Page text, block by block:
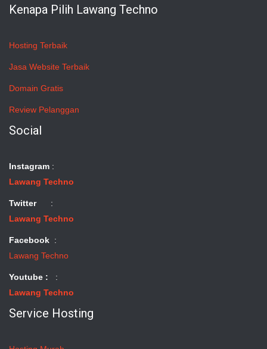
Kenapa Pilih Lawang Techno
Hosting Terbaik
Jasa Website Terbaik
Domain Gratis
Review Pelanggan
Social
Instagram :
Lawang Techno
Twitter:
Lawang Techno
Facebook :
Lawang Techno
Youtube :
:
Lawang Techno
Service Hosting